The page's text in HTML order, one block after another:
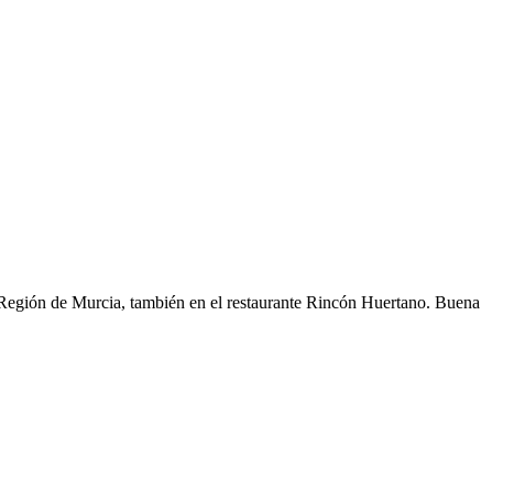
de Murcia, también en el restaurante Rincón Huertano. Buena